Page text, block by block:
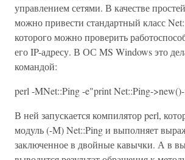
управлением сетями. В качестве
можно привести стандартный класс
которого можно проверить
его IP-адресу. В ОС MS Windows это
командой:
perl -MNet::Ping -e"print Net::Ping-
В ней запускается компилятор perl,
модуль (-M) Net::Ping и выполняет
заключенное в двойные кавычки. А в